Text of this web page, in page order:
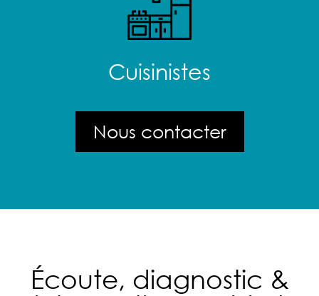
Cuisinistes
Nous contacter
Écoute, diagnostic &